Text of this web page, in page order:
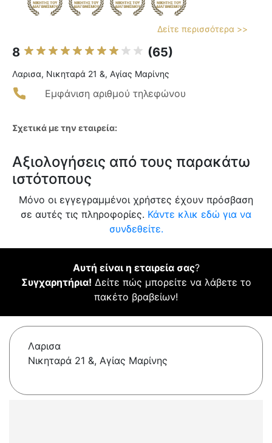
Δείτε περισσότερα >>
8 (65)
Λαρισα, Νικηταρά 21 &, Αγίας Μαρίνης
Εμφάνιση αριθμού τηλεφώνου
Σχετικά με την εταιρεία:
Αξιολογήσεις από τους παρακάτω
ιστότοπους
Μόνο οι εγγεγραμμένοι χρήστες έχουν πρόσβαση
σε αυτές τις πληροφορίες. Κάντε κλικ εδώ για να
συνδεθείτε.
Αυτή είναι η εταιρεία σας?
Συγχαρητήρια! Δείτε πώς μπορείτε να λάβετε το
πακέτο βραβείων!
Λαρισα
Νικηταρά 21 &, Αγίας Μαρίνης